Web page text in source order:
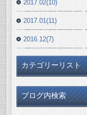
2017.02(10)
2017.01(11)
2016.12(7)
カテゴリーリスト
ブログ内検索